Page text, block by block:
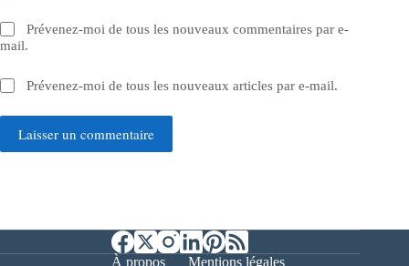
Prévenez-moi de tous les nouveaux commentaires par e-
mail.
Prévenez-moi de tous les nouveaux articles par e-mail.
Laisser un commentaire
À propos Mentions légales